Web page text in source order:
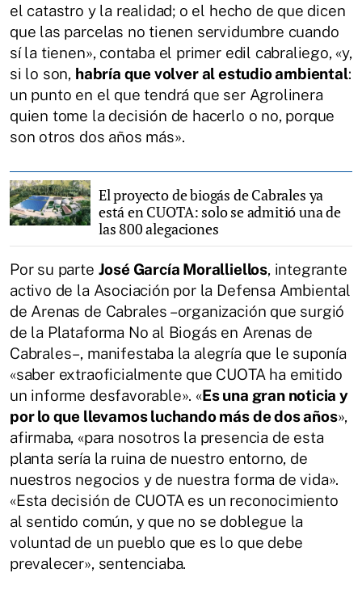
el catastro y la realidad; o el hecho de que dicen
que las parcelas no tienen servidumbre cuando
sí la tienen», contaba el primer edil cabraliego, «y,
si lo son, habría que volver al estudio ambiental:
un punto en el que tendrá que ser Agrolinera
quien tome la decisión de hacerlo o no, porque
son otros dos años más».
El proyecto de biogás de Cabrales ya
está en CUOTA: solo se admitió una de
las 800 alegaciones
Por su parte José García Moralliellos, integrante
activo de la Asociación por la Defensa Ambiental
de Arenas de Cabrales –organización que surgió
de la Plataforma No al Biogás en Arenas de
Cabrales–, manifestaba la alegría que le suponía
«saber extraoficialmente que CUOTA ha emitido
un informe desfavorable». «Es una gran noticia y
por lo que llevamos luchando más de dos años»,
afirmaba, «para nosotros la presencia de esta
planta sería la ruina de nuestro entorno, de
nuestros negocios y de nuestra forma de vida».
«Esta decisión de CUOTA es un reconocimiento
al sentido común, y que no se doblegue la
voluntad de un pueblo que es lo que debe
prevalecer», sentenciaba.